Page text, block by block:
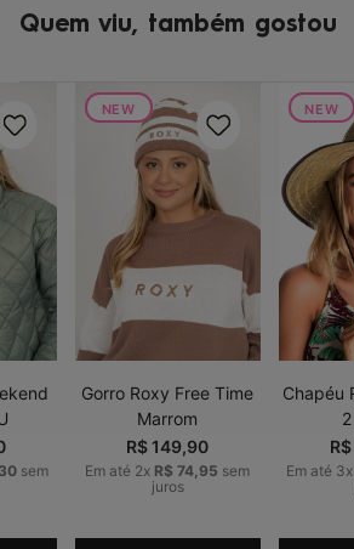
Quem viu, também gostou
sem
NEW
Gorro Roxy Free Time
Marrom
R$149,90
Em até 2x R$ 74 95 sem
juros
NEW
Chapéu
R$
Em até 3x